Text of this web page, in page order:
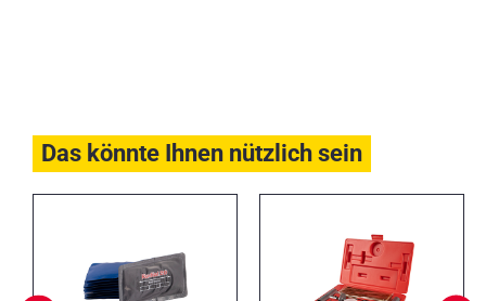
Das könnte Ihnen nützlich sein